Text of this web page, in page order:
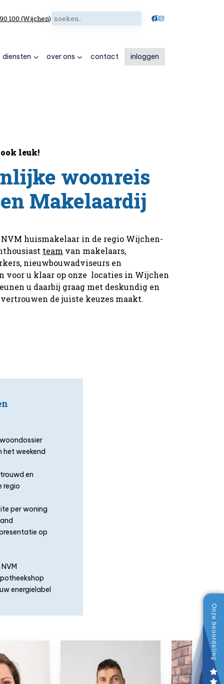
100 (Wijchen)Zoeken Facebook
Instagram
diensten over ons contact inloggen
leuk!
woonreis
Makelaardij
huismakelaar in de regio Wijchen-
team van makelaars,
nieuwbouwadviseurs en
voor u klaar op onze locaties in Wijchen
u daarbij graag met deskundig en
de juiste keuzes maakt.
het weekend
en
regio
per woning
op
energielabel